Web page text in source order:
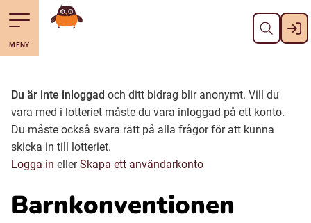
Till navigering av sidans innehåll
Hoppa till sidans huvudinnehåll Stäng
Suomi (Finska)
Meänkieli
MENY
Gå till startsidan
Du är inte inloggad och ditt bidrag blir anonymt. Vill du
vara med i lotteriet måste du vara inloggad på ett konto.
Du måste också svara rätt på alla frågor för att kunna
skicka in till lotteriet.
Logga in ellerSkapa ett användarkonto
Barnkonventionen